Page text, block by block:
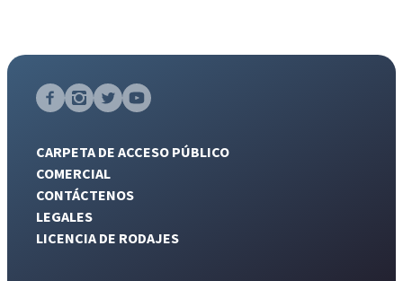
CARPETA DE ACCESO PÚBLICO
COMERCIAL
CONTÁCTENOS
LEGALES
LICENCIA DE RODAJES